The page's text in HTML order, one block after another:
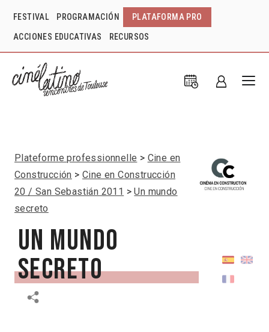
FESTIVAL PROGRAMACIÓN PLATAFORMA PRO
ACCIONES EDUCATIVAS RECURSOS
Plateforme professionnelle
Cine en
Construcción
Cine en Construcción
20 / San Sebastián 2011
Un mundo
secreto
Un mundo
secreto